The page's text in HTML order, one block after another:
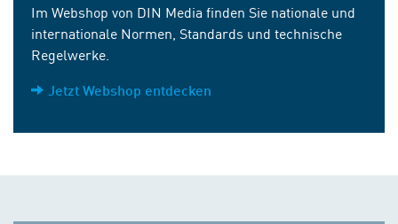
Im Webshop von DIN Media finden Sie nationale und
internationale Normen, Standards und technische
Regelwerke.
Jetzt Webshop entdecken